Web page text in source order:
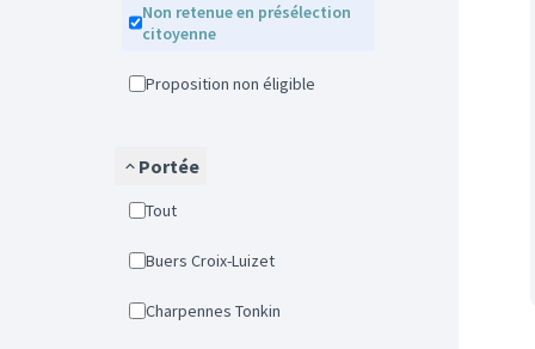
Non retenue en présélection
citoyenne
Proposition non éligible
Portée
Tout
Buers Croix-Luizet
Charpennes Tonkin